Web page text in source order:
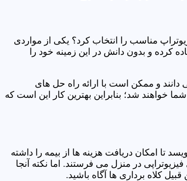
مناسب را انتخاب کرد؟ یکی از مواردی
کرده و بدون دانش در این زمینه خود را
دانند و ممکن است با ارائه راه حل های
خواهند شد؛ بنابراین بهترین کار این است که
تا امکان دریافت هزینه ها از بیمه را داشته
در منزل می فرستند. اما نکته آنجا
کلاه برداری ها آگاه باشید.